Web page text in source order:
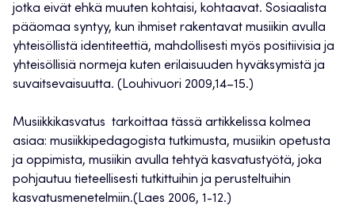
jotka eivät ehkä muuten kohtaisi, kohtaavat. Sosiaalista
pääomaa syntyy, kun ihmiset rakentavat musiikin avulla
yhteisöllistä identiteettiä, mahdollisesti myös positiivisia ja
yhteisöllisiä normeja kuten erilaisuuden hyväksymistä ja
suvaitsevaisuutta. (Louhivuori 2009,14–15.)
Musiikkikasvatus tarkoittaa tässä artikkelissa kolmea
asiaa: musiikkipedagogista tutkimusta, musiikin opetusta
ja oppimista, musiikin avulla tehtyä kasvatustyötä, joka
pohjautuu tieteellisesti tutkittuihin ja perusteltuihin
kasvatusmenetelmiin.(Laes 2006, 1-12.)